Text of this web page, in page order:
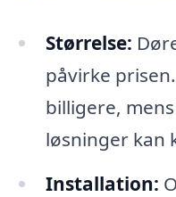
Størrelse:
påvirke
billigere,
løsninger kan
Installation: